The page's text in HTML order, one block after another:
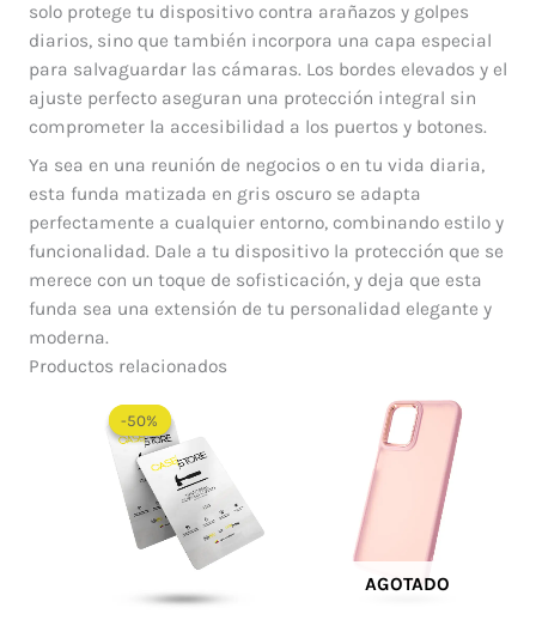
solo protege tu dispositivo contra arañazos y golpes
diarios, sino que también incorpora una capa especial
para salvaguardar las cámaras. Los bordes elevados y el
ajuste perfecto aseguran una protección integral sin
comprometer la accesibilidad a los puertos y botones.
Ya sea en una reunión de negocios o en tu vida diaria,
esta funda matizada en gris oscuro se adapta
perfectamente a cualquier entorno, combinando estilo y
funcionalidad. Dale a tu dispositivo la protección que se
merece con un toque de sofisticación, y deja que esta
funda sea una extensión de tu personalidad elegante y
moderna.
Productos relacionados
-50%
-50%
era:
$ 60.000.
AGOTADO